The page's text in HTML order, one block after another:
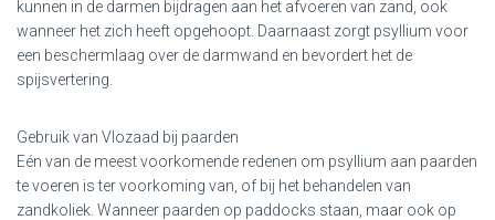
kunnen in de darmen bijdragen aan het afvoeren van zand, ook
wanneer het zich heeft opgehoopt. Daarnaast zorgt psyllium voor
een beschermlaag over de darmwand en bevordert het de
spijsvertering.
Gebruik van Vlozaad bij paarden
Eén van de meest voorkomende redenen om psyllium aan paarden
te voeren is ter voorkoming van, of bij het behandelen van
zandkoliek. Wanneer paarden op paddocks staan, maar ook op